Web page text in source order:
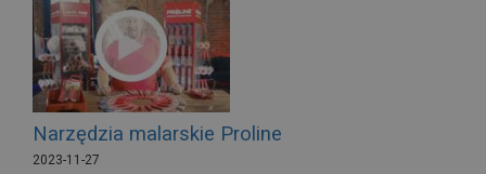
Narzędzia malarskie Proline
2023-11-27